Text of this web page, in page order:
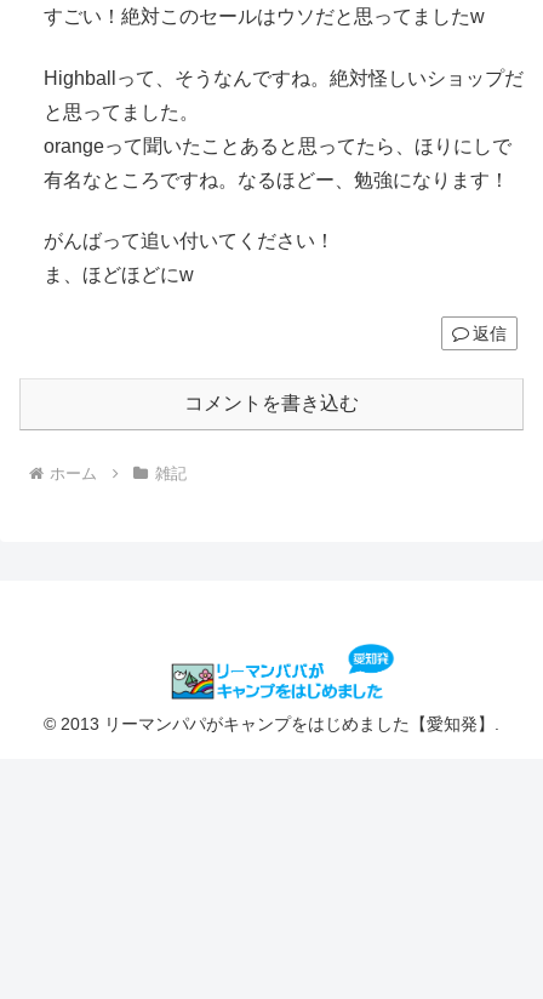
すごい！絶対このセールはウソだと思ってましたw
Highballって、そうなんですね。絶対怪しいショップだ
と思ってました。
orangeって聞いたことあると思ってたら、ほりにしで
有名なところですね。なるほどー、勉強になります！
がんばって追い付いてください！
ま、ほどほどにw
返信
コメントを書き込む
ホーム 雑記
© 2013 リーマンパパがキャンプをはじめました【愛知発】.